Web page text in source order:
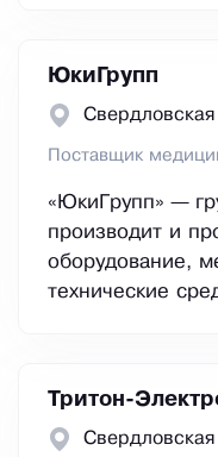
ЮкиГрупп
Поставщик
«ЮкиГрупп» —
производит и
оборудование,
технические
Тритон-